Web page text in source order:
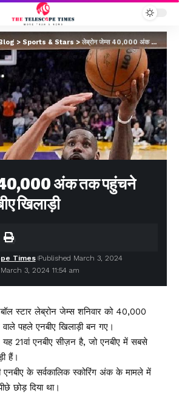
>Sports & Stars >लेब्रोन जेम्स 40,000 अंक तक पहुंचने वाले पहले एनबीए खिलाड़ी
40,000 अंक तक पहुंचने
खिलाड़ी
3, 2024 11:54 am
Times Published March 3, 2024
स्टार लेब्रोन जेम्स शनिवार को 40,000
पहले एनबीए खिलाड़ी बन गए।
यह 21वां एनबीए सीज़न है, जो एनबीए में सबसे
हैं।
के सर्वकालिक स्कोरिंग अंक के मामले में
छोड़ दिया था।